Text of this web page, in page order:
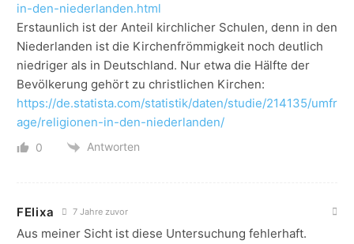
in-den-niederlanden.html
Erstaunlich ist der Anteil kirchlicher Schulen, denn in den
Niederlanden ist die Kirchenfrömmigkeit noch deutlich
niedriger als in Deutschland. Nur etwa die Hälfte der
Bevölkerung gehört zu christlichen Kirchen:
https://de.statista.com/statistik/daten/studie/214135/umfr
age/religionen-in-den-niederlanden/
0 Antworten
FElixa 7 Jahre zuvor
Aus meiner Sicht ist diese Untersuchung fehlerhaft.